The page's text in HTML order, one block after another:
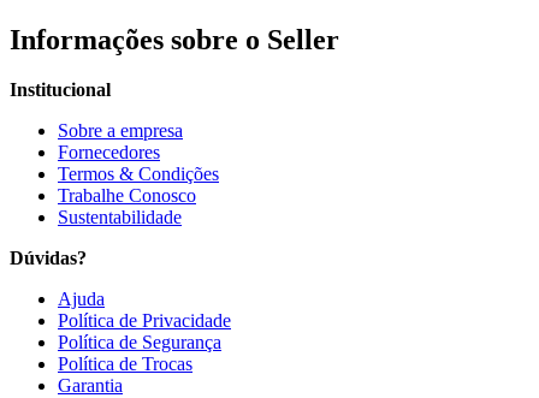
Informações sobre o Seller
Institucional
Sobre a empresa
Fornecedores
Termos & Condições
Trabalhe Conosco
Sustentabilidade
Dúvidas?
Ajuda
Política de Privacidade
Política de Segurança
Política de Trocas
Garantia